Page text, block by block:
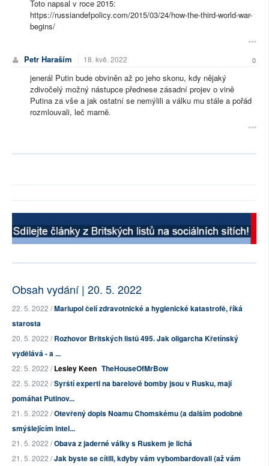
Toto napsal v roce 2015:
https://russiandefpolicy.com/2015/03/24/how-the-third-world-war-
begins/
Petr Haraším 18. kvě. 2022 0
jenerál Putin bude obviněn až po jeho skonu, kdy nějaký
zdivočelý možný nástupce přednese zásadní projev o vině
Putina za vše a jak ostatní se nemýlili a válku mu stále a pořád
rozmlouvali, leč marně.
Obsah vydání | 20. 5. 2022
22. 5. 2022 /Mariupol čelí zdravotnické a hygienické katastrofě, říká
starosta
20. 5. 2022 /Rozhovor Britských listů 495. Jak oligarcha Křetínský
vydělává - a ...
22. 5. 2022 /Lesley Keen TheHouseOfMrBow
22. 5. 2022 /Syrští experti na barelové bomby jsou v Rusku, mají
pomáhat Putinov...
21. 5. 2022 /Otevřený dopis Noamu Chomskému (a dalším podobně
smýšlejícím intel...
21. 5. 2022 /Obava z jaderné války s Ruskem je lichá
21. 5. 2022 /Jak byste se cítili, kdyby vám vybombardovali (až vám